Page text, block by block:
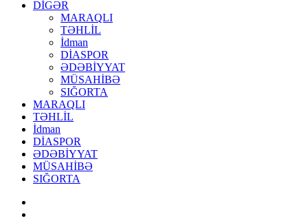
DİGƏR
MARAQLI
TƏHLİL
İdman
DİASPOR
ƏDƏBİYYAT
MÜSAHİBƏ
SIĞORTA
MARAQLI
TƏHLİL
İdman
DİASPOR
ƏDƏBİYYAT
MÜSAHİBƏ
SIĞORTA